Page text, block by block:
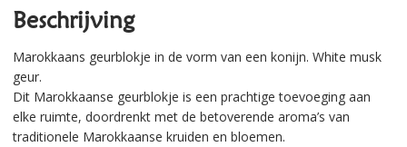
Beschrijving
Marokkaans geurblokje in de vorm van een konijn. White musk
geur.
Dit Marokkaanse geurblokje is een prachtige toevoeging aan
elke ruimte, doordrenkt met de betoverende aroma’s van
traditionele Marokkaanse kruiden en bloemen.